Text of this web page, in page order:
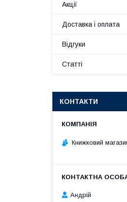
Акції
Доставка і оплата
Відгуки
Статті
КОНТАКТИ
Книжковий
Андрій